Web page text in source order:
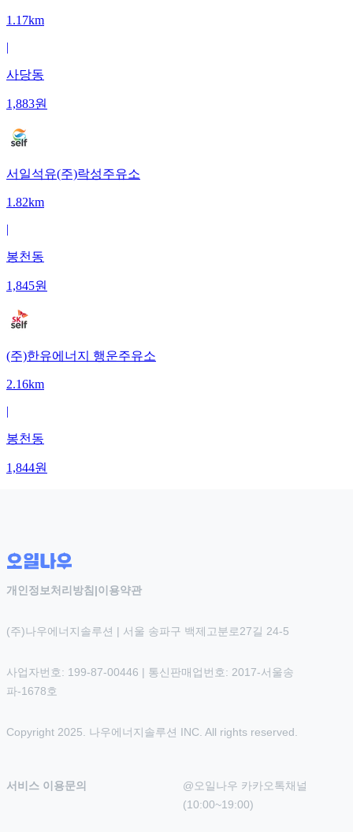
1.17km
|
사당동
1,883원
서일석유(주)락성주유소
1.82km
|
봉천동
1,845원
(주)한유에너지 행운주유소
2.16km
|
봉천동
1,844원
개인정보처리방침 |이용약관
(주)나우에너지솔루션 | 서울 송파구 백제고분로27길 24-5
사업자번호: 199-87-00446 | 통신판매업번호: 2017-서울송
파-1678호
Copyright 2025. 나우에너지솔루션 INC. All rights reserved.
서비스 이용문의
@오일나우 카카오톡채널
(10:00~19:00)